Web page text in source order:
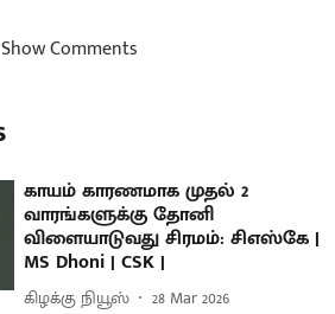
Show Comments
காயம் காரணமாக முதல் 2
வாரங்களுக்கு தோனி
விளையாடுவது சிரமம்: சிஎஸ்கே |
MS Dhoni | CSK |
கிழக்கு நியூஸ் 28 Mar 2026